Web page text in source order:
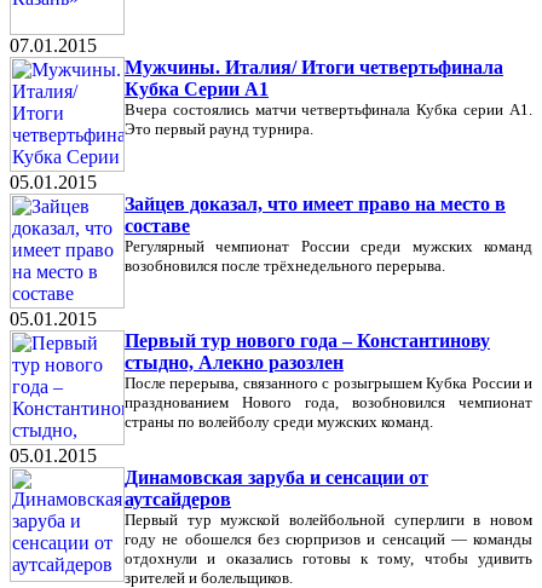
07.01.2015
Мужчины. Италия/ Итоги четвертьфинала
Кубка Серии А1
Вчера состоялись матчи четвертьфинала Кубка серии А1.
Это первый раунд турнира.
05.01.2015
Зайцев доказал, что имеет право на место в
составе
Регулярный чемпионат России среди мужских команд
возобновился после трёхнедельного перерыва.
05.01.2015
Первый тур нового года – Константинову
стыдно, Алекно разозлен
После перерыва, связанного с розыгрышем Кубка России и
празднованием Нового года, возобновился чемпионат
страны по волейболу среди мужских команд.
05.01.2015
Динамовская заруба и сенсации от
аутсайдеров
Первый тур мужской волейбольной суперлиги в новом
году не обошелся без сюрпризов и сенсаций — команды
отдохнули и оказались готовы к тому, чтобы удивить
зрителей и болельщиков.